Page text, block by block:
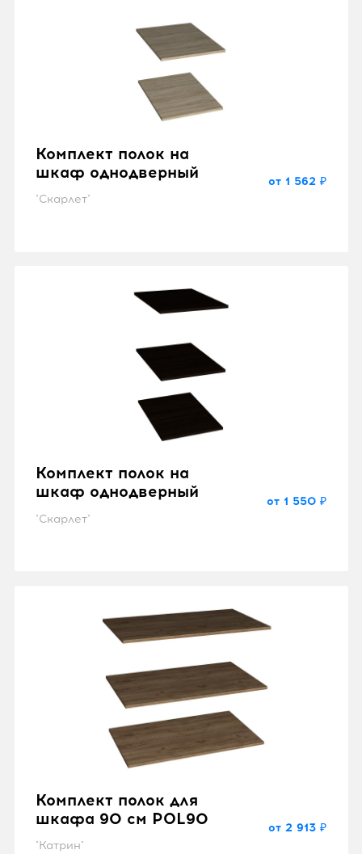
Комплект полок на
шкаф однодверный
"Скарлет"
от 1 562 ₽
Комплект полок на
шкаф однодверный
"Скарлет"
от 1 550 ₽
Комплект полок для
шкафа 90 см POL90
"Катрин"
от 2 913 ₽